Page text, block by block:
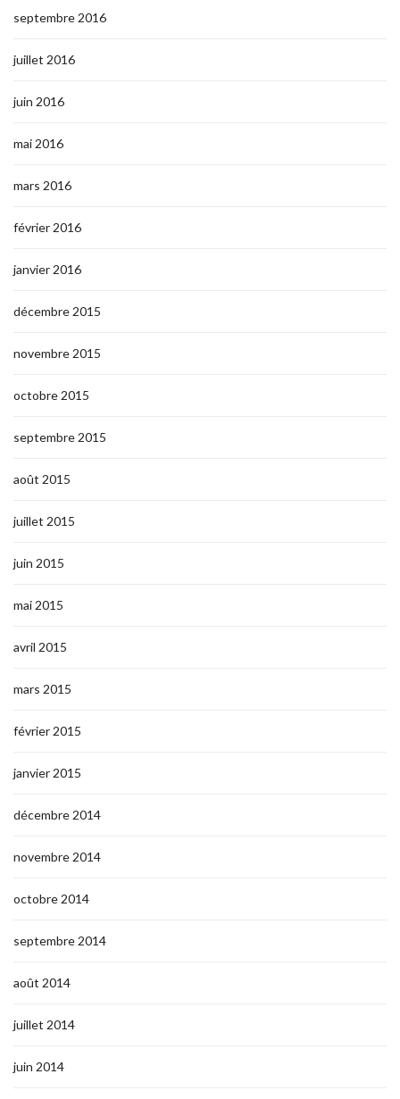
septembre 2016
juillet 2016
juin 2016
mai 2016
mars 2016
février 2016
janvier 2016
décembre 2015
novembre 2015
octobre 2015
septembre 2015
août 2015
juillet 2015
juin 2015
mai 2015
avril 2015
mars 2015
février 2015
janvier 2015
décembre 2014
novembre 2014
octobre 2014
septembre 2014
août 2014
juillet 2014
juin 2014